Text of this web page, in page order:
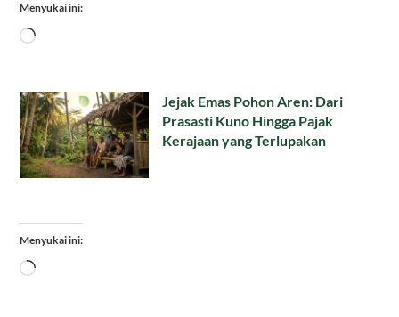
Menyukai ini:
Memuat...
Jejak Emas Pohon Aren: Dari
Prasasti Kuno Hingga Pajak
Kerajaan yang Terlupakan
Menyukai ini:
Memuat...